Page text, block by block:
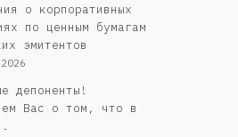
о корпоративных
по ценным бумагам
эмитентов
депоненты!
Вас о том, что в